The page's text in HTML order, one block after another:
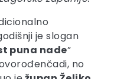
je slogan
puna nade”
no